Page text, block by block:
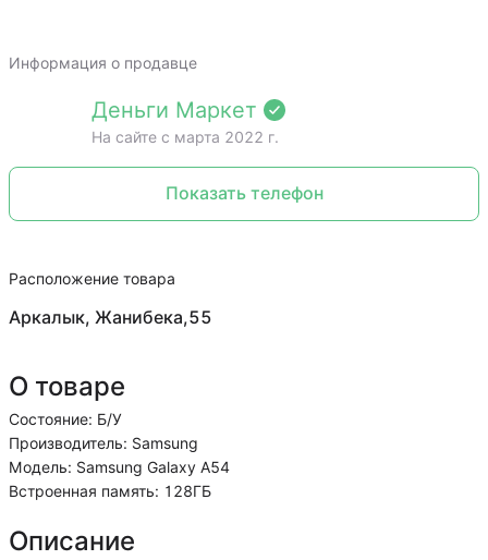
Информация о продавце
Деньги Маркет
На сайте c марта 2022 г.
Показать телефон
Расположение товара
Аркалык, Жанибека,55
О товаре
Состояние: Б/У
Производитель: Samsung
Модель: Samsung Galaxy A54
Встроенная память: 128ГБ
Описание